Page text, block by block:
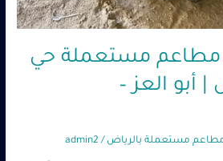
مستعملة حي
| أبو العز –
مستعملة بالرياض /
admin2